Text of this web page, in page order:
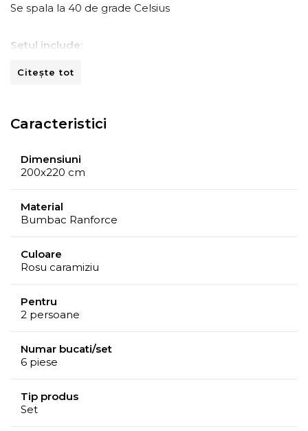
Se spala la 40 de grade Celsius
Setul include:
Cearsaf de pat 240 x 260 cm
2 fete de perna Oxford 50 x 70 cm
eticheta atasata.
Citește tot
Caracteristici
Dimensiuni
200x220 cm
Material
Bumbac Ranforce
Culoare
Rosu caramiziu
Pentru
2 persoane
Numar bucati/set
6 piese
Tip produs
Set